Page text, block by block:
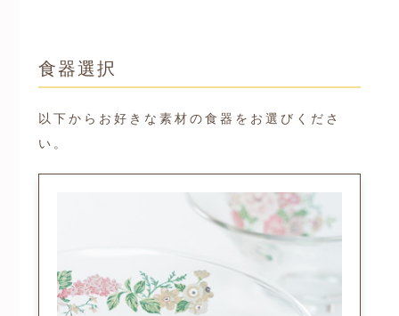
食器選択
以下からお好きな素材の食器をお選びくださ
い。